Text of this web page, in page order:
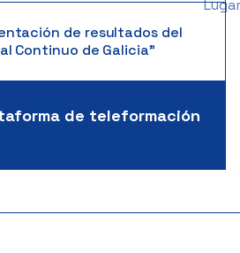
de resultados del
Continuo de Galicia”
de teleformación